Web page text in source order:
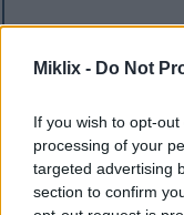
Miklix - Do Not
If you wish to opt-
processing of your
targeted advertising
section to confirm
WebP(441
JPEG (1.1 MB)